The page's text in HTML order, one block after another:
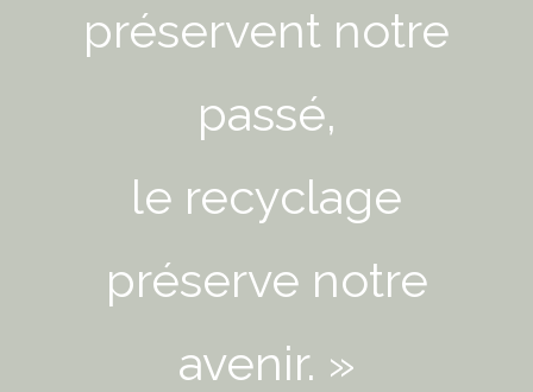
préservent notre
passé,
le recyclage
préserve notre
avenir. »